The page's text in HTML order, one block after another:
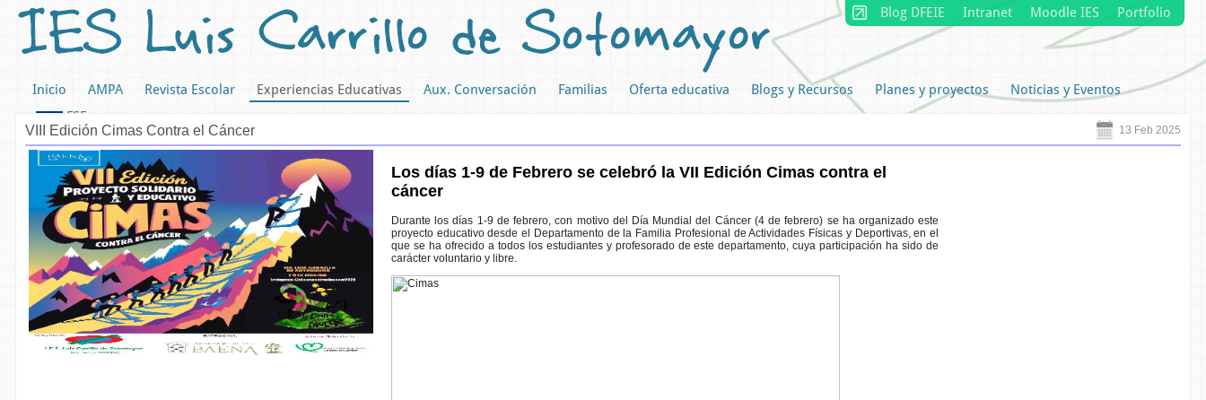
Blog DFEIE Intranet Moodle IES Portfolio
Inicio AMPA Revista Escolar Experiencias Educativas Aux. Conversación Familias Oferta educativa Blogs y Recursos Planes y proyectos
Noticias y Eventos
FSE
13 Feb 2025
VIII Edición Cimas Contra el Cáncer
Los días 1-9 de Febrero se celebró la VII Edición Cimas contra el
cáncer
Durante los días 1-9 de febrero, con motivo del Día Mundial del Cáncer (4 de febrero) se ha organizado este
proyecto educativo desde el Departamento de la Familia Profesional de Actividades Físicas y Deportivas, en el
que se ha ofrecido a todos los estudiantes y profesorado de este departamento, cuya participación ha sido de
carácter voluntario y libre.